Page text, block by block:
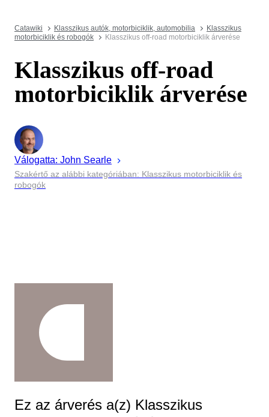
Catawiki Klasszikus autók, motorbiciklik, automobilia
Klasszikus
motorbiciklik és robogók
Klasszikus off-road motorbiciklik árverése
Klasszikus off-road
motorbiciklik árverése
Válogatta: John Searle
Szakértő az alábbi kategóriában: Klasszikus motorbiciklik és
robogók
Ez az árverés a(z) Klasszikus